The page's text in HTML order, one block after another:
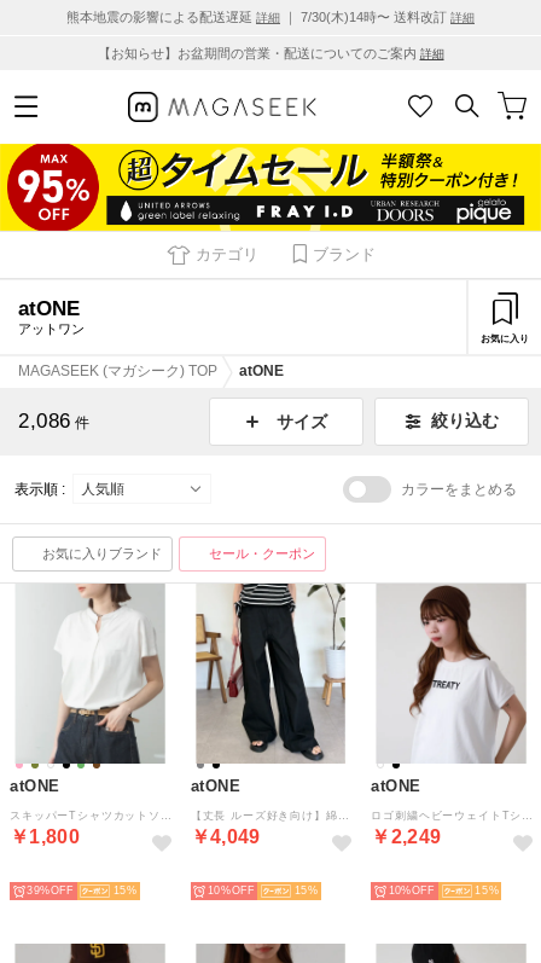
熊本地震の影響による配送遅延 詳細 ｜ 7/30(木)14時〜 送料改訂 詳細
【お知らせ】お盆期間の営業・配送についてのご案内 詳細
カテゴリ ブランド
atONE
アットワン
お気に入り
MAGASEEK (マガシーク) TOP atONE
2,086 件 サイズ 絞り込む
表示順 : カラーをまとめる
お気に入りブランド セール・クーポン
atONE
￥1,800
39%
15
atONE
￥4,049
10%
15
atONE
￥2,249
10%
15